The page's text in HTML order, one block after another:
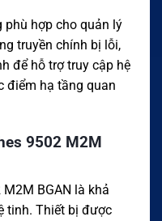
phù hợp cho quản lý
truyền chính bị lỗi,
để hỗ trợ truy cập hệ
điểm hạ tầng quan
9502 M2M
BGAN là khả
tinh. Thiết bị được